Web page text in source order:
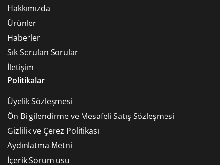
Hakkımızda
Ürünler
Haberler
Sık Sorulan Sorular
İletişim
Politikalar
Üyelik Sözleşmesi
Ön Bilgilendirme ve Mesafeli Satış Sözleşmesi
Gizlilik ve Çerez Politikası
Aydınlatma Metni
İçerik Sorumlusu